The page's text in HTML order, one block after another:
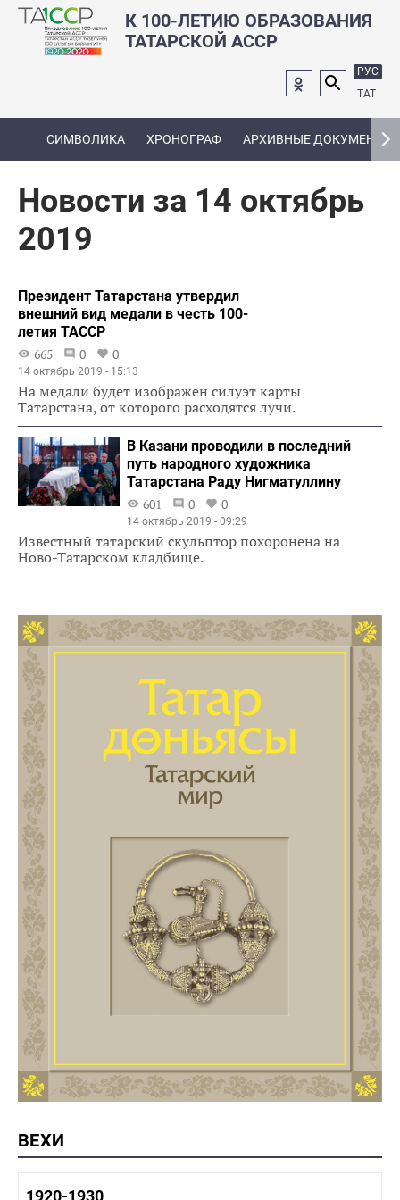
К 100-ЛЕТИЮ ОБРАЗОВАНИЯ
ТАТАРСКОЙ АССР
РУС
ТАТ
СИМВОЛИКА ХРОНОГРАФ АРХИВНЫЕ ДОКУМЕНТЫ
Новости за 14 октябрь
2019
Президент Татарстана утвердил
внешний вид медали в честь 100-
летия ТАССР
665
0 0
14 октябрь 2019 - 15:13
На медали будет изображен силуэт карты
Татарстана, от которого расходятся лучи.
В Казани проводили в последний
путь народного художника
Татарстана Раду Нигматуллину
601
0 0
14 октябрь 2019 - 09:29
Известный татарский скульптор похоронена на
Ново-Татарском кладбище.
ВЕХИ
1920-1930